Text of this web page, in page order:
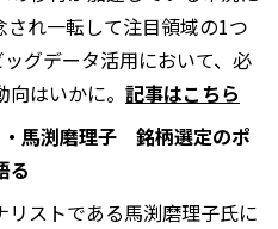
れ一転して注目領域の1つ
グデータ活用において、必
はいかに。 記事はこちら
馬渕磨理子 銘柄選定のポ
る
リストである馬渕磨理子氏に